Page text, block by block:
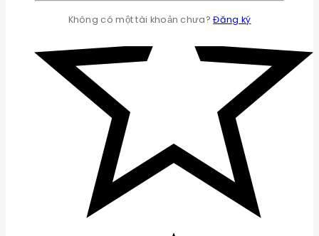
Không có một tài khoản chưa?Đăng ký